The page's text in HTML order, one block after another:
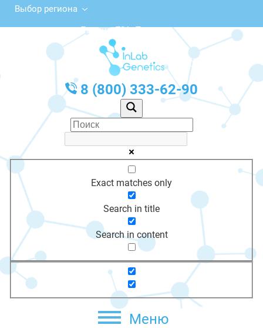
Выбор региона
ул. Ленина, 72А, Пермь
с 10:00 до 20:00
График работы: Пн-Пт с 10:00 до 20:00
8 (800) 333-62-90
Exact matches only
Search in title
Search in content
Меню